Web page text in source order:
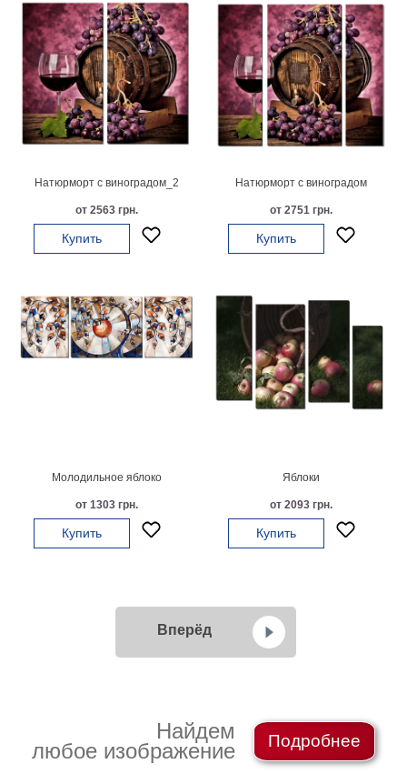
Натюрморт с виноградом_2
от 2563 грн.
Купить
Натюрморт с виноградом
от 2751 грн.
Купить
Молодильное яблоко
от 1303 грн.
Купить
Яблоки
от 2093 грн.
Купить
Вперёд
Найдем
любое изображение
Подробнее